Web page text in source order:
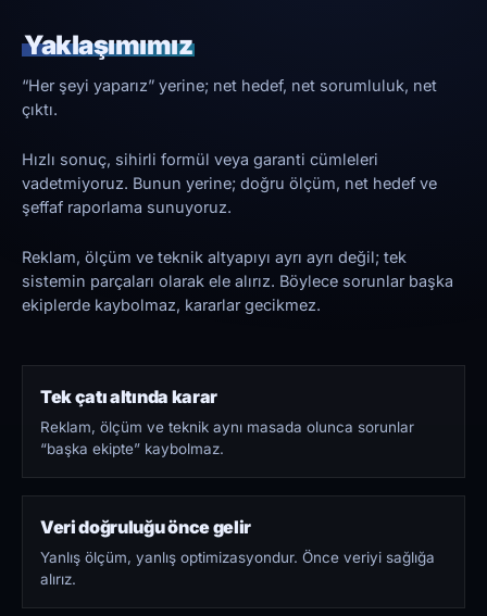
Yaklaşımımız
“Her şeyi yaparız” yerine; net hedef, net sorumluluk, net
çıktı.
Hızlı sonuç, sihirli formül veya garanti cümleleri
vadetmiyoruz. Bunun yerine; doğru ölçüm, net hedef ve
şeffaf raporlama sunuyoruz.
Reklam, ölçüm ve teknik altyapıyı ayrı ayrı değil; tek
sistemin parçaları olarak ele alırız. Böylece sorunlar başka
ekiplerde kaybolmaz, kararlar gecikmez.
Tek çatı altında karar
Reklam, ölçüm ve teknik aynı masada olunca sorunlar
“başka ekipte” kaybolmaz.
Veri doğruluğu önce gelir
Yanlış ölçüm, yanlış optimizasyondur. Önce veriyi sağlığa
alırız.